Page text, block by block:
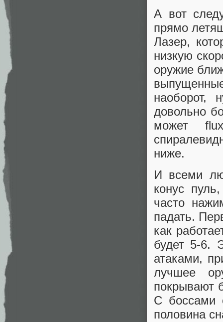
А вот
прямо
Лазер,
низкую
оружие
наоборот,
довольно
может
ниже.
И всеми
конус
часто
падать.
как
будет 5-6.
атаками,
лучшее
покрывают
С боссами
половина